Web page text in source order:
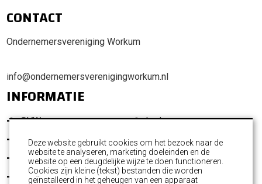
CONTACT
Ondernemersvereniging Workum
info@ondernemersverenigingworkum.nl
INFORMATIE
OVW
Promotie Workum
Activiteiten
Nieuws
Leden
Ondernemersfonds
Commissies
Contact
Deze website gebruikt cookies om het bezoek naar de
website te analyseren, marketing doeleinden en de
website op een deugdelijke wijze te doen functioneren.
Cookies zijn kleine (tekst) bestanden die worden
geïnstalleerd in het geheugen van een apparaat